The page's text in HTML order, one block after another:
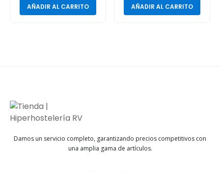
AÑADIR AL CARRITO AÑADIR AL CARRITO
Damos un servicio completo, garantizando precios competitivos con
una amplia gama de artículos.